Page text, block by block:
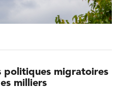
politiques migratoires
milliers